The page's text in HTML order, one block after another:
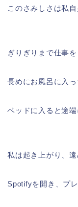
このさみしさは私
ぎりぎりまで仕事
長めにお風呂に入っ
ベッドに入ると途端
私は起き上がり、
Spotifyを開き、プ